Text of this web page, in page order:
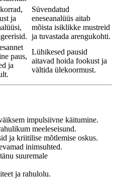
ja
Süvendatud
eneseanalüüs aitab
mõista isiklikke mustreid
ja tuvastada arengukohti.
paus,
ja
Lühikesed pausid
aitavad hoida fookust ja
vältida ülekoormust.
impulsiivne käitumine.
meeleseisund.
ja kriitilise mõtlemise oskus.
inimsuhted.
suuremale
ja rahulolu.